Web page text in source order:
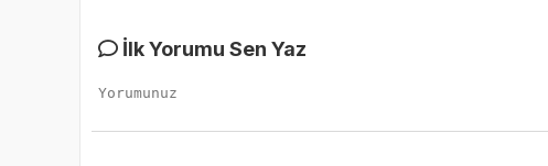
İlk Yorumu Sen Yaz